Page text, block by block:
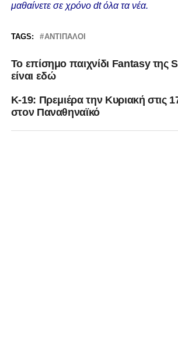
μαθαίνετε σε χρόνο dt όλα τα νέα.
TAGS: ΑΝΤΊΠΑΛΟΙ
Το επίσημο παιχνίδι Fantasy της
είναι εδώ
Κ-19: Πρεμιέρα την Κυριακή στις
στον Παναθηναϊκό